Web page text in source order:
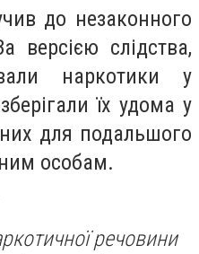
до незаконного
версією слідства,
наркотики у
їх удома у
для подальшого
особам.
речовини